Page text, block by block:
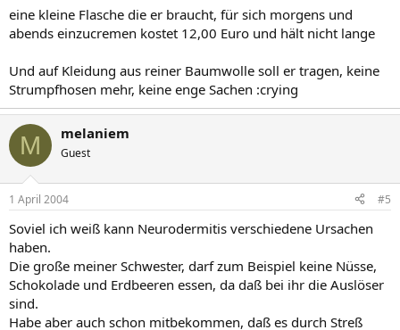
eine kleine Flasche die er braucht, für sich morgens und
abends einzucremen kostet 12,00 Euro und hält nicht lange
Und auf Kleidung aus reiner Baumwolle soll er tragen, keine
Strumpfhosen mehr, keine enge Sachen :crying
M melaniem
Guest
1 April 2004 #5
Soviel ich weiß kann Neurodermitis verschiedene Ursachen
haben.
Die große meiner Schwester, darf zum Beispiel keine Nüsse,
Schokolade und Erdbeeren essen, da daß bei ihr die Auslöser
sind.
Habe aber auch schon mitbekommen, daß es durch Streß